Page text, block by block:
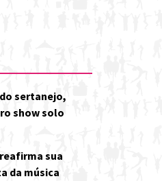
sertanejo,
show solo
sua
da música